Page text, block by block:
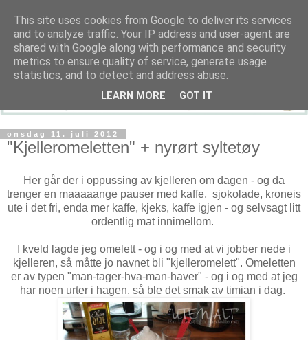
onsdag 11. juli 2012
"Kjelleromeletten" + nyrørt syltetøy
Her går der i oppussing av kjelleren om dagen - og da
trenger en maaaaange pauser med kaffe, sjokolade, kroneis
ute i det fri, enda mer kaffe, kjeks, kaffe igjen - og selvsagt litt
ordentlig mat innimellom.
I kveld lagde jeg omelett - og i og med at vi jobber nede i
kjelleren, så måtte jo navnet bli "kjelleromelett". Omeletten
er av typen "man-tager-hva-man-haver" - og i og med at jeg
har noen urter i hagen, så ble det smak av timian i dag.
This site uses cookies from Google to deliver its services
and to analyze traffic. Your IP address and user-agent are
shared with Google along with performance and security
metrics to ensure quality of service, generate usage
statistics, and to detect and address abuse.
LEARN MORE GOT IT